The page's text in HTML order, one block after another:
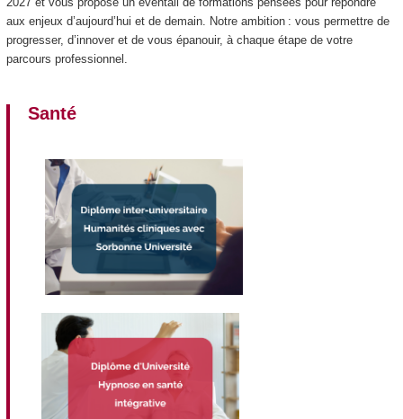
aux enjeux d’aujourd’hui et de demain. Notre ambition : vous permettre de
progresser, d’innover et de vous épanouir, à chaque étape de votre
parcours professionnel.
Santé